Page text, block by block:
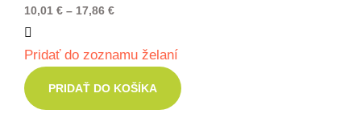
10,01 € – 17,86 €Price
10,01 €
Pridať do zoznamu želaní
PRIDAŤ DO KOŠÍKA